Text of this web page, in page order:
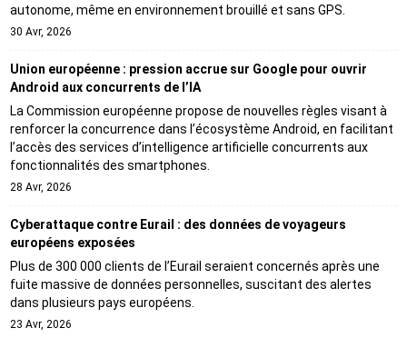
autonome, même en environnement brouillé et sans GPS.
30 Avr, 2026
Union européenne : pression accrue sur Google pour ouvrir
Android aux concurrents de l’IA
La Commission européenne propose de nouvelles règles visant à
renforcer la concurrence dans l’écosystème Android, en facilitant
l’accès des services d’intelligence artificielle concurrents aux
fonctionnalités des smartphones.
28 Avr, 2026
Cyberattaque contre Eurail : des données de voyageurs
européens exposées
Plus de 300 000 clients de l’Eurail seraient concernés après une
fuite massive de données personnelles, suscitant des alertes
dans plusieurs pays européens.
23 Avr, 2026